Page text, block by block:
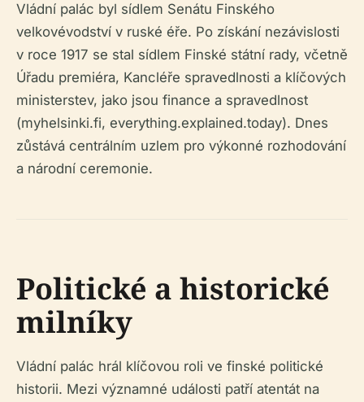
Vládní palác byl sídlem Senátu Finského
velkovévodství v ruské éře. Po získání nezávislosti
v roce 1917 se stal sídlem Finské státní rady, včetně
Úřadu premiéra, Kancléře spravedlnosti a klíčových
ministerstev, jako jsou finance a spravedlnost
(myhelsinki.fi, everything.explained.today). Dnes
zůstává centrálním uzlem pro výkonné rozhodování
a národní ceremonie.
Politické a historické
milníky
Vládní palác hrál klíčovou roli ve finské politické
historii. Mezi významné události patří atentát na